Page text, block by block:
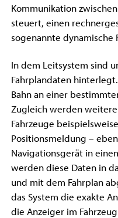
Kommunikation
steuert, einen
sogenannte
In dem Leitsystem sind
Fahrplandaten
Bahn an einer
Zugleich werden
Fahrzeuge
Positionsmeldung –
Navigationsgerät in
werden diese Daten in
und mit dem Fahrplan
das System die exakte
die Anzeiger im